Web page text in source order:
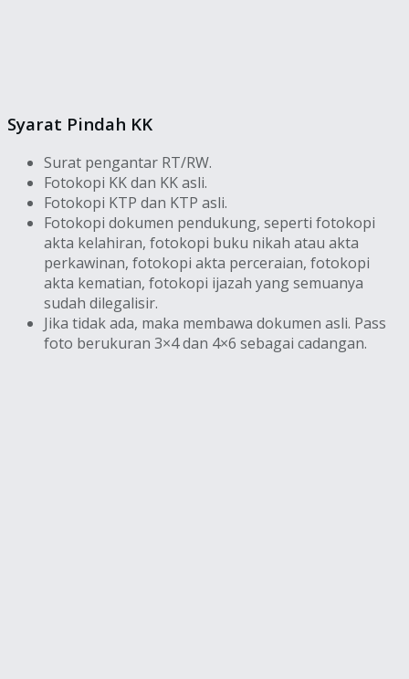
Syarat Pindah KK
Surat pengantar RT/RW.
Fotokopi KK dan KK asli.
Fotokopi KTP dan KTP asli.
Fotokopi dokumen pendukung, seperti fotokopi
akta kelahiran, fotokopi buku nikah atau akta
perkawinan, fotokopi akta perceraian, fotokopi
akta kematian, fotokopi ijazah yang semuanya
sudah dilegalisir.
Jika tidak ada, maka membawa dokumen asli. Pass
foto berukuran 3×4 dan 4×6 sebagai cadangan.